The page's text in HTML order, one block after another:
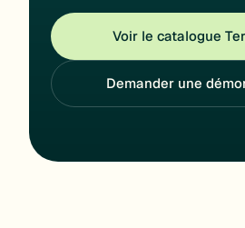
Voir le catalogue
Demander une